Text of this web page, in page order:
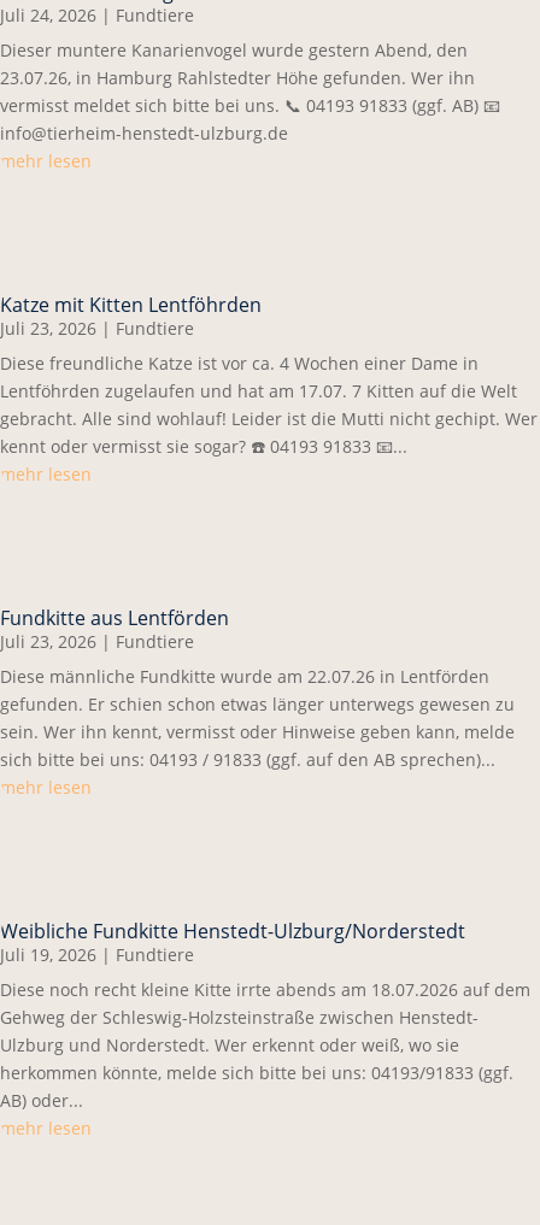
Juli 24, 2026 | Fundtiere
Dieser muntere Kanarienvogel wurde gestern Abend, den
23.07.26, in Hamburg Rahlstedter Höhe gefunden. Wer ihn
vermisst meldet sich bitte bei uns. 📞 04193 91833 (ggf. AB) 📧
info@tierheim-henstedt-ulzburg.de
mehr lesen
Katze mit Kitten Lentföhrden
Juli 23, 2026 | Fundtiere
Diese freundliche Katze ist vor ca. 4 Wochen einer Dame in
Lentföhrden zugelaufen und hat am 17.07. 7 Kitten auf die Welt
gebracht. Alle sind wohlauf! Leider ist die Mutti nicht gechipt. Wer
kennt oder vermisst sie sogar? ☎️ 04193 91833 📧...
mehr lesen
Fundkitte aus Lentförden
Juli 23, 2026 | Fundtiere
Diese männliche Fundkitte wurde am 22.07.26 in Lentförden
gefunden. Er schien schon etwas länger unterwegs gewesen zu
sein. Wer ihn kennt, vermisst oder Hinweise geben kann, melde
sich bitte bei uns: 04193 / 91833 (ggf. auf den AB sprechen)...
mehr lesen
Weibliche Fundkitte Henstedt-Ulzburg/Norderstedt
Juli 19, 2026 | Fundtiere
Diese noch recht kleine Kitte irrte abends am 18.07.2026 auf dem
Gehweg der Schleswig-Holzsteinstraße zwischen Henstedt-
Ulzburg und Norderstedt. Wer erkennt oder weiß, wo sie
herkommen könnte, melde sich bitte bei uns: 04193/91833 (ggf.
AB) oder...
mehr lesen